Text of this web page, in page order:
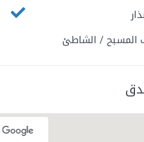
المسبح / الشاطئ